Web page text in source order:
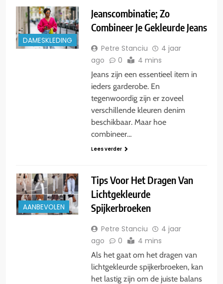
DAMESKLEDING
Jeanscombinatie; Zo
Combineer Je Gekleurde Jeans
Petre Stanciu
4 jaar
ago
0 4 mins
Jeans zijn een essentieel item in
ieders garderobe. En
tegenwoordig zijn er zoveel
verschillende kleuren denim
beschikbaar. Maar hoe
combineer…
Lees verder
AANBEVOLEN
Tips Voor Het Dragen Van
Lichtgekleurde
Spijkerbroeken
Petre Stanciu
4 jaar
ago
0 4 mins
Als het gaat om het dragen van
lichtgekleurde spijkerbroeken, kan
het lastig zijn om de juiste balans